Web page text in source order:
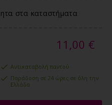
στα καταστήματα
11,00 €
Αντικαταβολή παντού
Παράδοση σε 24 ώρες σε όλη την
Ελλάδα